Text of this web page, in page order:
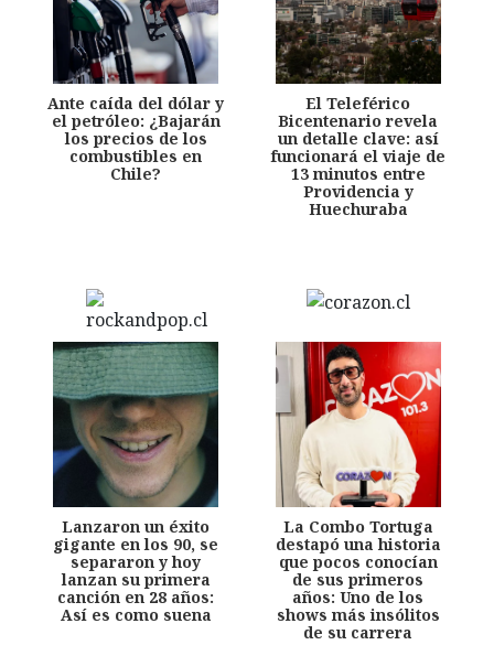
Ante caída del dólar y
el petróleo: ¿Bajarán
los precios de los
combustibles en
Chile?
El Teleférico
Bicentenario revela
un detalle clave: así
funcionará el viaje de
13 minutos entre
Providencia y
Huechuraba
Lanzaron un éxito
gigante en los 90, se
separaron y hoy
lanzan su primera
canción en 28 años:
Así es como suena
La Combo Tortuga
destapó una historia
que pocos conocían
de sus primeros
años: Uno de los
shows más insólitos
de su carrera